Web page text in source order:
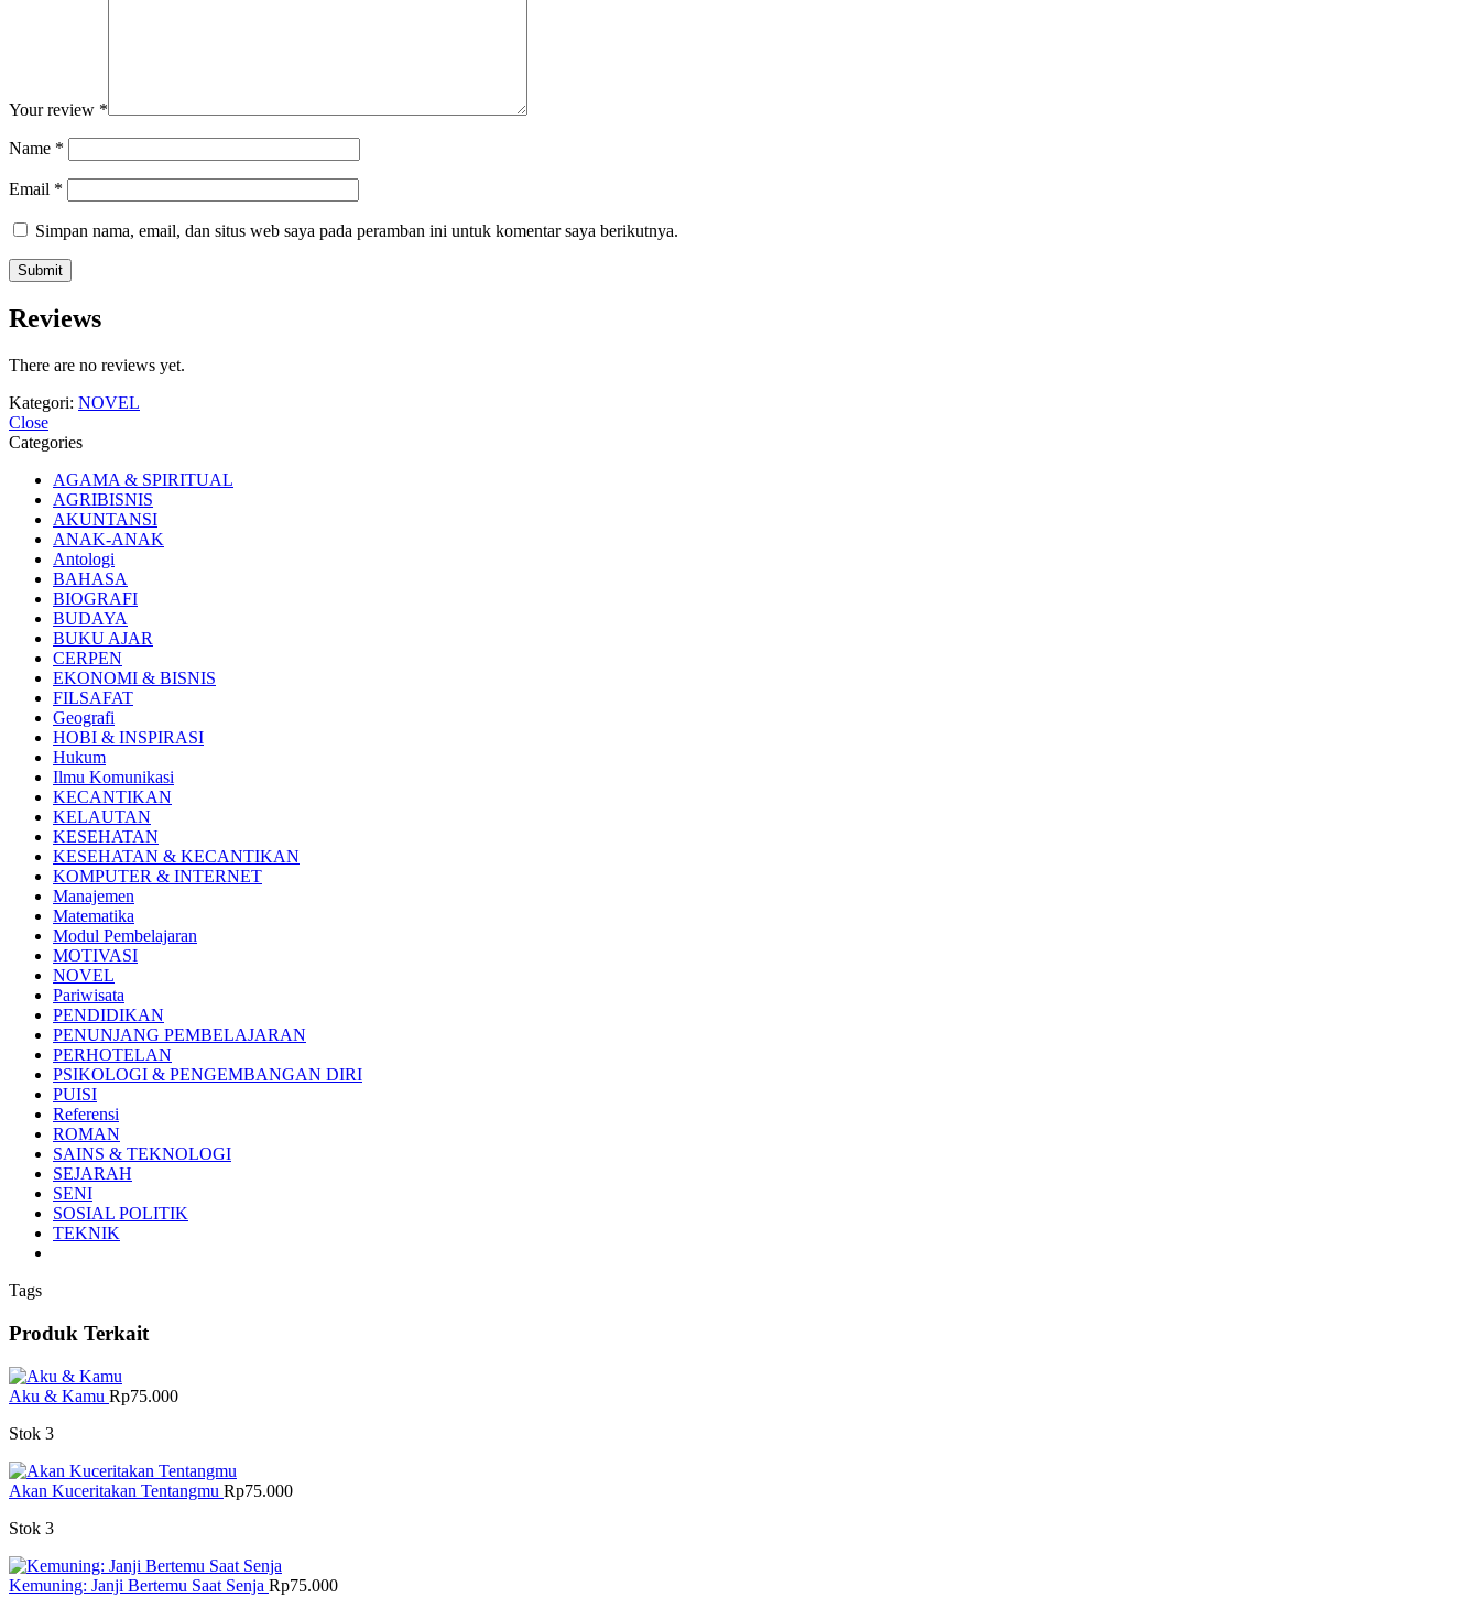
Your review *
Name *
Email *
Simpan nama, email, dan situs web saya pada peramban ini untuk komentar saya berikutnya.
Reviews
There are no reviews yet.
Kategori: NOVEL
Close
Categories
AGAMA & SPIRITUAL
AGRIBISNIS
AKUNTANSI
ANAK-ANAK
Antologi
BAHASA
BIOGRAFI
BUDAYA
BUKU AJAR
CERPEN
EKONOMI & BISNIS
FILSAFAT
Geografi
HOBI & INSPIRASI
Hukum
Ilmu Komunikasi
KECANTIKAN
KELAUTAN
KESEHATAN
KESEHATAN & KECANTIKAN
KOMPUTER & INTERNET
Manajemen
Matematika
Modul Pembelajaran
MOTIVASI
NOVEL
Pariwisata
PENDIDIKAN
PENUNJANG PEMBELAJARAN
PERHOTELAN
PSIKOLOGI & PENGEMBANGAN DIRI
PUISI
Referensi
ROMAN
SAINS & TEKNOLOGI
SEJARAH
SENI
SOSIAL POLITIK
TEKNIK
Tags
Produk Terkait
Aku & Kamu Rp75.000
Stok 3
Akan Kuceritakan Tentangmu Rp75.000
Stok 3
Kemuning: Janji Bertemu Saat Senja Rp75.000